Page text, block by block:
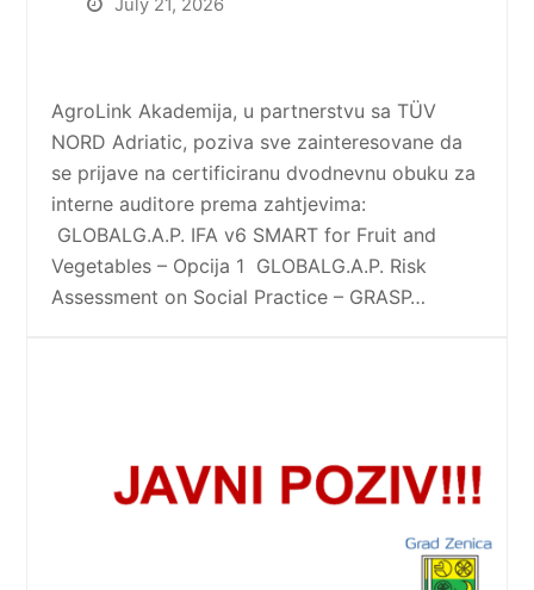
July 21, 2026
AgroLink Akademija, u partnerstvu sa TÜV
NORD Adriatic, poziva sve zainteresovane da
se prijave na certificiranu dvodnevnu obuku za
interne auditore prema zahtjevima:
GLOBALG.A.P. IFA v6 SMART for Fruit and
Vegetables – Opcija 1 GLOBALG.A.P. Risk
Assessment on Social Practice – GRASP…